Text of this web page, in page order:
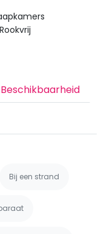
Rookvrij
Beschikbaarheid
Bij een strand